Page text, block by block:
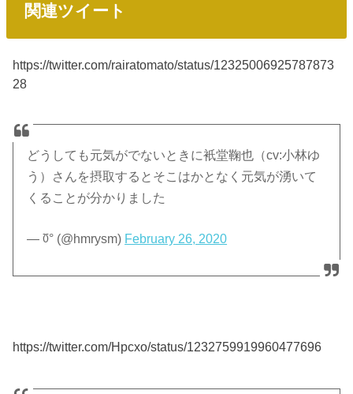
関連ツイート
https://twitter.com/rairatomato/status/12325006925787873
28
どうしても元気がでないときに衹堂鞠也（cv:小林ゆ
う）さんを摂取するとそこはかとなく元気が湧いて
くることが分かりました
— ℧° (@hmrysm) February 26, 2020
https://twitter.com/Hpcxo/status/1232759919960477696